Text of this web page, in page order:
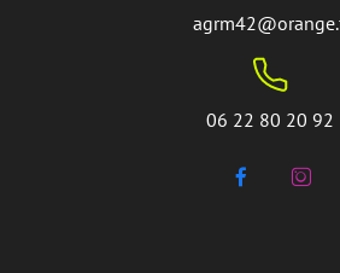
06 22 80 20 92
 